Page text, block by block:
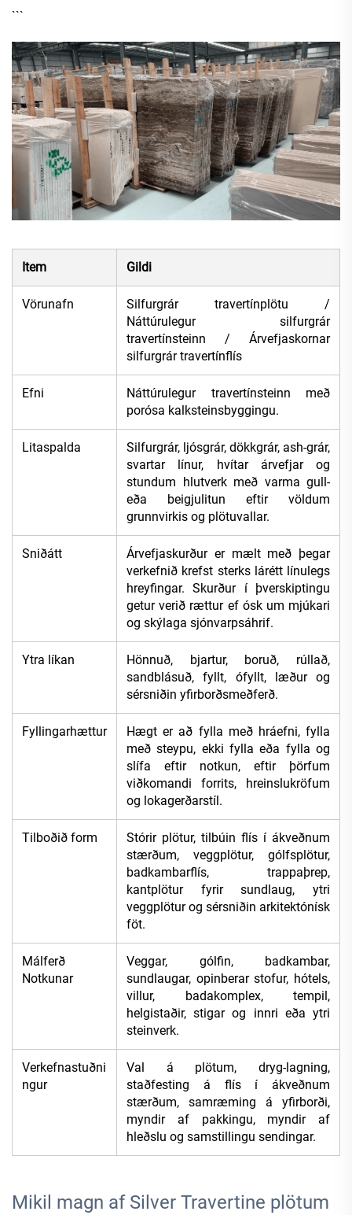
```
Item Gildi
Vörunafn
Silfurgrár travertínplötu /
Náttúrulegur silfurgrár
travertínsteinn / Árvefjaskornar
silfurgrár travertínflís
Efni
Náttúrulegur travertínsteinn með
porósa kalksteinsbyggingu.
Litaspalda
Silfurgrár, ljósgrár, dökkgrár, ash-grár,
svartar línur, hvítar árvefjar og
stundum hlutverk með varma gull-
eða beigjulitun eftir völdum
grunnvirkis og plötuvallar.
Sniðátt
Árvefjaskurður er mælt með þegar
verkefnið krefst sterks lárétt línulegs
hreyfingar. Skurður í þverskiptingu
getur verið rættur ef ósk um mjúkari
og skýlaga sjónvarpsáhrif.
Ytra líkan
Hönnuð, bjartur, boruð, rúllað,
sandblásuð, fyllt, ófyllt, læður og
sérsniðin yfirborðsmeðferð.
Fyllingarhættur
Hægt er að fylla með hráefni, fylla
með steypu, ekki fylla eða fylla og
slífa eftir notkun, eftir þörfum
viðkomandi forrits, hreinslukröfum
og lokagerðarstíl.
Tilboðið form
Stórir plötur, tilbúin flís í ákveðnum
stærðum, veggplötur, gólfsplötur,
badkambarflís, trappaþrep,
kantplötur fyrir sundlaug, ytri
veggplötur og sérsniðin arkitektónísk
föt.
Málferð
Notkunar
Veggar, gólfin, badkambar,
sundlaugar, opinberar stofur, hótels,
villur, badakomplex, tempil,
helgistaðir, stigar og innri eða ytri
steinverk.
Verkefnastuðni
ngur
Val á plötum, dryg-lagning,
staðfesting á flís í ákveðnum
stærðum, samræming á yfirborði,
myndir af pakkingu, myndir af
hleðslu og samstillingu sendingar.
Mikil magn af Silver Travertine plötum